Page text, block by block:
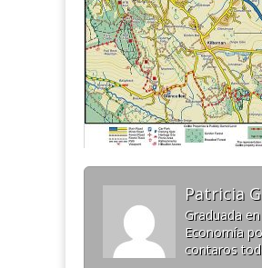
Patricia
Graduada
Economía
contaros